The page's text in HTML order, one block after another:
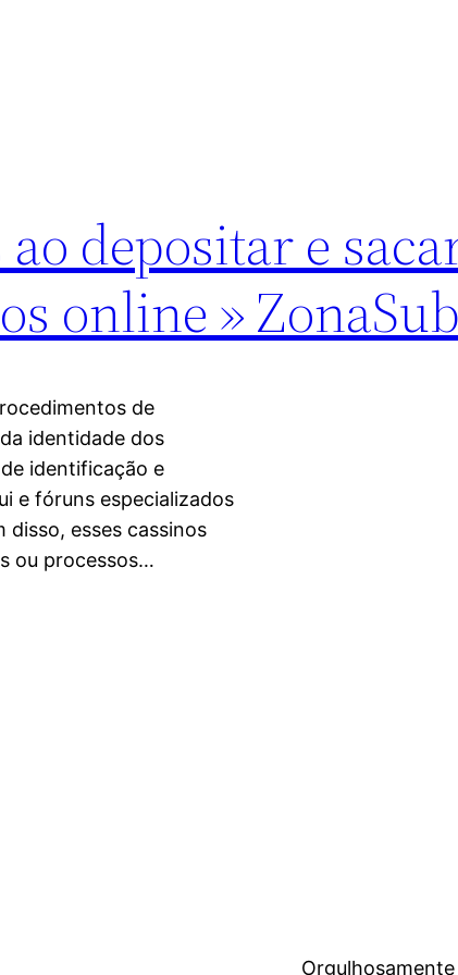
depositar e
online »
de
identidade dos
identificação e
e fóruns especializados
disso, esses cassinos
ou processos…